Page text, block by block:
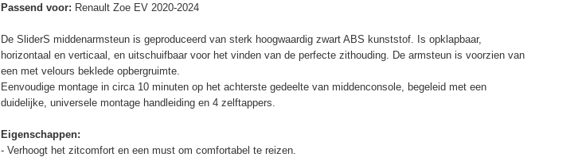
Passend voor: Renault Zoe EV 2020-2024
De SliderS middenarmsteun is geproduceerd van sterk hoogwaardig zwart ABS kunststof. Is opklapbaar,
horizontaal en verticaal, en uitschuifbaar voor het vinden van de perfecte zithouding. De armsteun is voorzien van
een met velours beklede opbergruimte.
Eenvoudige montage in circa 10 minuten op het achterste gedeelte van middenconsole, begeleid met een
duidelijke, universele montage handleiding en 4 zelftappers.
Eigenschappen:
- Verhoogt het zitcomfort en een must om comfortabel te reizen.